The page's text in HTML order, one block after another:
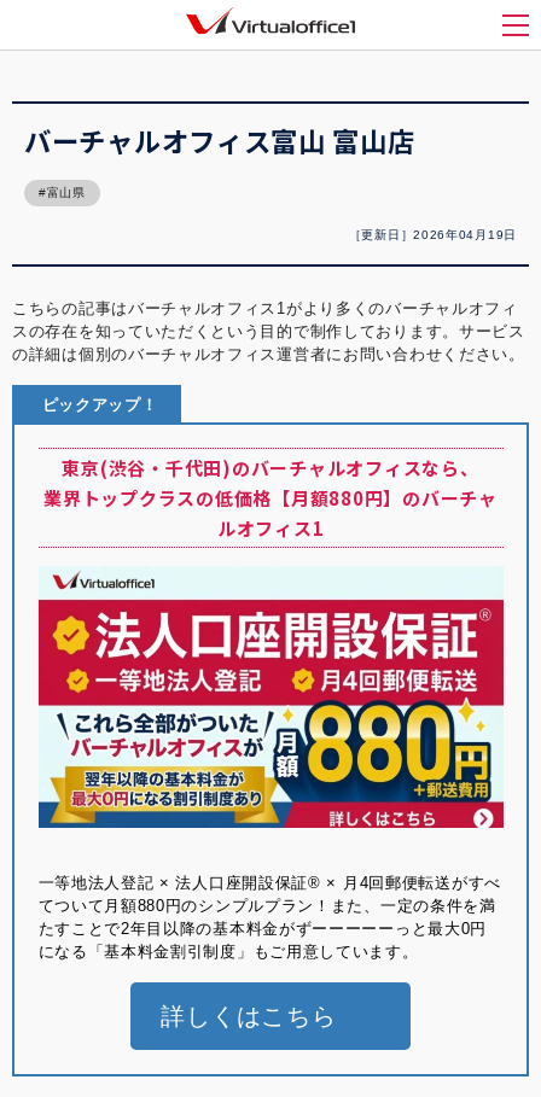
メ
バーチャルオフィス1(Virtualoffice1)
バーチャルオフィ
バーチャルオフィス富山 富山店
富山県
［更新日］2026年04月19日
こちらの記事はバーチャルオフィス1がより多くのバーチャルオフィ
スの存在を知っていただくという目的で制作しております。サービス
の詳細は個別のバーチャルオフィス運営者にお問い合わせください。
ピックアップ！
東京(渋谷・千代田)のバーチャルオフィスなら、
業界トップクラスの低価格【月額880円】のバーチャ
ルオフィス1
⼀等地法⼈登記 × 法⼈⼝座開設保証® × ⽉4回郵便転送がすべ
てついて月額880円のシンプルプラン！また、一定の条件を満
たすことで2年目以降の基本料金がずーーーーーっと最大0円
になる「基本料金割引制度」もご用意しています。
詳しくはこちら